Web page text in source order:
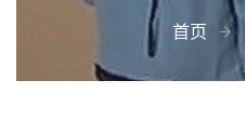
首页